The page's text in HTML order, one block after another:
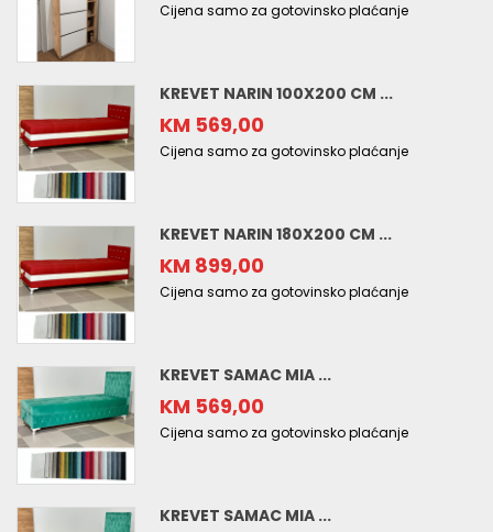
Cijena samo za gotovinsko plaćanje
KREVET NARIN 100X200 CM ...
KM 569,00
Cijena samo za gotovinsko plaćanje
KREVET NARIN 180X200 CM ...
KM 899,00
Cijena samo za gotovinsko plaćanje
KREVET SAMAC MIA ...
KM 569,00
Cijena samo za gotovinsko plaćanje
KREVET SAMAC MIA ...